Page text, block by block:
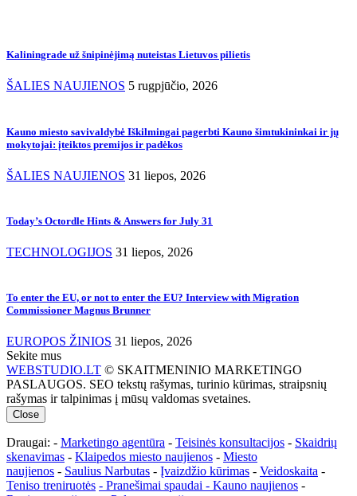
Kaliningrade už šnipinėjimą nuteistas Lietuvos pilietis
ŠALIES NAUJIENOS 5 rugpjūčio, 2026
Kauno miesto savivaldybė Iškilmingai pagerbti Kauno šimtukininkai ir jų
mokytojai: įteiktos premijos ir padėkos
ŠALIES NAUJIENOS 31 liepos, 2026
Today’s Octordle Hints & Answers for July 31
TECHNOLOGIJOS 31 liepos, 2026
To enter the EU, or not to enter the EU? Interview with Migration
Commissioner Magnus Brunner
EUROPOS ŽINIOS 31 liepos, 2026
Sekite mus
WEBSTUDIO.LT © SKAITMENINIO MARKETINGO
PASLAUGOS. SEO tekstų rašymas, turinio kūrimas, straipsnių
rašymas ir talpinimas į mūsų valdomas svetaines.
Close
Draugai: - Marketingo agentūra - Teisinės konsultacijos - Skaidrių
skenavimas - Klaipedos miesto naujienos - Miesto
naujienos - Saulius Narbutas - Įvaizdžio kūrimas - Veidoskaita -
Teniso treniruotės - Pranešimai spaudai - Kauno naujienos -